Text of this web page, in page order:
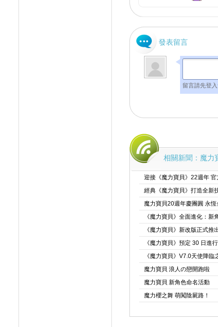
發表留言
留言請先登
相關新聞：魔力
迎接《魔力寶貝》22週年
經典《魔力寶貝》打造全新
魔力寶貝20週年慶團圓 永
《魔力寶貝》全面進化：
《魔力寶貝》新改版正式
《魔力寶貝》預定 30 日進
《魔力寶貝》V7.0天使降
魔力寶貝 浪人の戀開跑啦
魔力寶貝 新角色命名活動
魔力櫻之舞 萌闖陰屍路！